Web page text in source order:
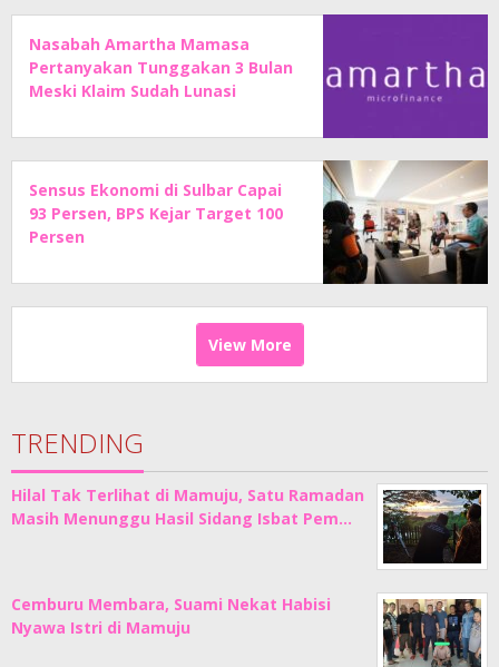
Nasabah Amartha Mamasa
Pertanyakan Tunggakan 3 Bulan
Meski Klaim Sudah Lunasi
Sensus Ekonomi di Sulbar Capai
93 Persen, BPS Kejar Target 100
Persen
View More
TRENDING
Hilal Tak Terlihat di Mamuju, Satu Ramadan
Masih Menunggu Hasil Sidang Isbat Pem…
Cemburu Membara, Suami Nekat Habisi
Nyawa Istri di Mamuju